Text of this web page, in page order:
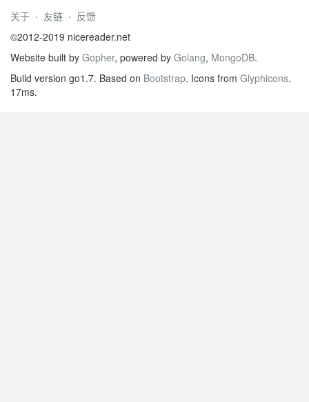
关于 · 友链 · 反馈
©2012-2019 nicereader.net
Website built by Gopher, powered by Golang, MongoDB.
Build version go1.7. Based on Bootstrap. Icons from Glyphicons.
17ms.